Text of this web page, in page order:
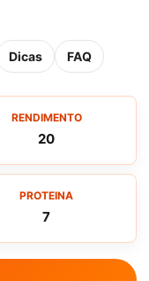
Dicas FAQ
RENDIMENTO
20
PROTEINA
7